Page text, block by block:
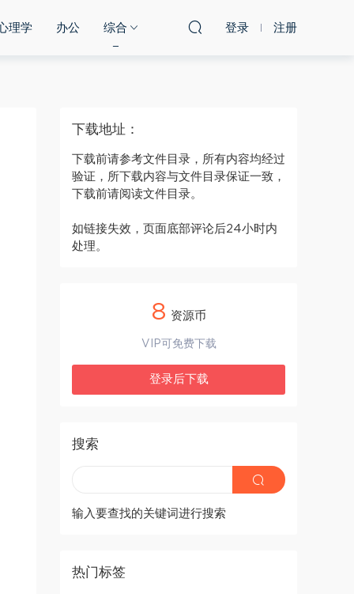
理学 办公 综合 登录 注册
下载地址：
下载前请参考文件目录，所有内容均经过
验证，所下载内容与文件目录保证一致，
下载前请阅读文件目录。
如链接失效，页面底部评论后24小时内
处理。
8 资源币
VIP可免费下载
登录后下载
搜索
输入要查找的关键词进行搜索
热门标签